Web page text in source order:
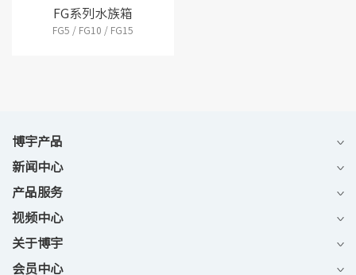
FG系列水族箱
FG5 / FG10 / FG15
博宇产品
新闻中心
产品服务
视频中心
关于博宇
会员中心